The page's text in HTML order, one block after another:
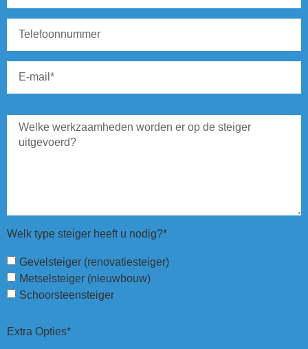
Welk type steiger heeft u nodig?*
Gevelsteiger (renovatiesteiger)
Metselsteiger (nieuwbouw)
Schoorsteensteiger
Extra Opties*